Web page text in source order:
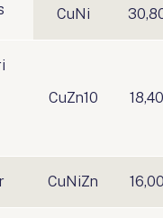
CuNi
CuZn10 18,40
CuNiZn 16,00